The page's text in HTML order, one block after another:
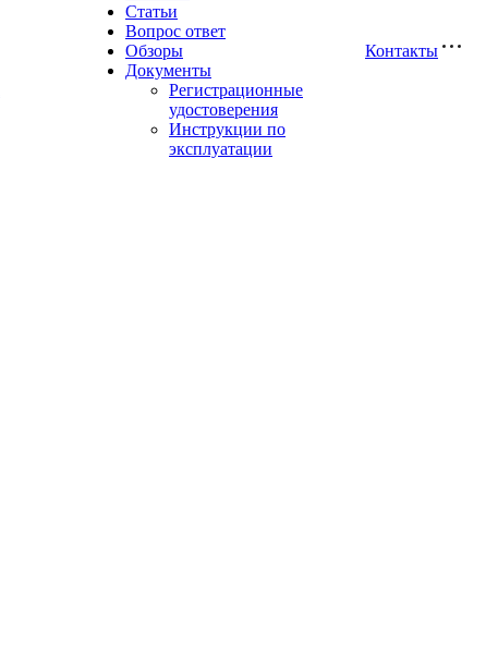
Статьи
Вопрос ответ
Обзоры
Документы
Регистрационные
удостоверения
Инструкции по
эксплуатации
Контакты